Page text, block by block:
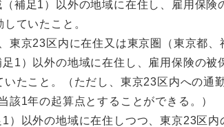
補足1）以外の地域に在住し、雇用保険
ていたこと。
東京23区内に在住又は東京圏（東京都、
1）以外の地域に在住し、雇用保険の被
たこと。（ただし、東京23区内への通
該1年の起算点とすることができる。）
）以外の地域に在住しつつ、東京23区内